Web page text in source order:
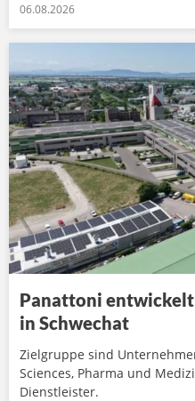
06.08.2026
Panattoni
in Schwechat
Zielgruppe sind
Sciences, Pharma und
Dienstleister.